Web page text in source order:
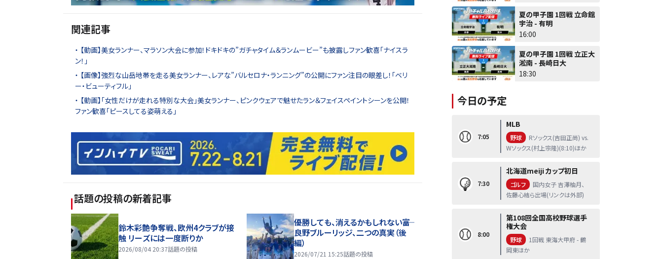
関連記事
【動画】美女ランナー、マラソン大会に参加！ドキドキの”ガチャタイム＆ランムービー”も披露しファン歓喜「ナイスラ
ン！」
【画像】強烈な山岳地帯を走る美女ランナー、レアな”バルセロナ・ランニング”の公開にファン注目の眼差し！「ベリ
ー・ビューティフル」
【動画】「女性だけが走れる特別な大会」美女ランナー、ピンクウェアで魅せたラン＆フェイスペイントシーンを公開！
ファン歓喜「ピースしてる姿萌える」
話題の投稿の新着記事
鈴木彩艶争奪戦、欧州4クラブが接
触 リーズには一度断りか
2026/08/04 20:37話題の投稿
優勝しても、消えるかもしれない――富
良野ブルーリッジ、二つの真実（後
編）
2026/07/21 15:25話題の投稿
夏の甲子園 1回戦 立命館
宇治 - 有明
16:00
夏の甲子園 1回戦 立正大
淞南 - 長崎日大
18:30
今日の予定
7:05
MLB
野球
Rソックス(吉田正尚) vs.
Wソックス(村上宗隆)(8:10)ほか
7:30
北海道meiji カップ初日
ゴルフ
国内女子 吉澤柚月、
佐藤心結ら出場(リンクは外部)
8:00
第108回全国高校野球選手
権大会
野球
1回戦 東海大甲府 - 鶴
岡東ほか